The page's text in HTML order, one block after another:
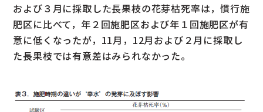
および３月に採取した長果枝の花芽枯死率は，慣行施
肥区に比べて，年２回施肥区および年１回施肥区が有
意に低くなったが，11月，12月および２月に採取し
た長果枝では有意差はみられなかった。